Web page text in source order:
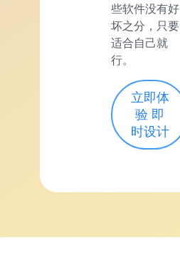
些软件没有好
坏之分，只要
适合自己就
行。
立即体
验 即
时设计